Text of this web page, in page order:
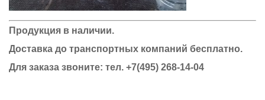
Продукция в наличии.
Доставка до транспортных компаний бесплатно.
Для заказа звоните: тел. +7(495) 268-14-04